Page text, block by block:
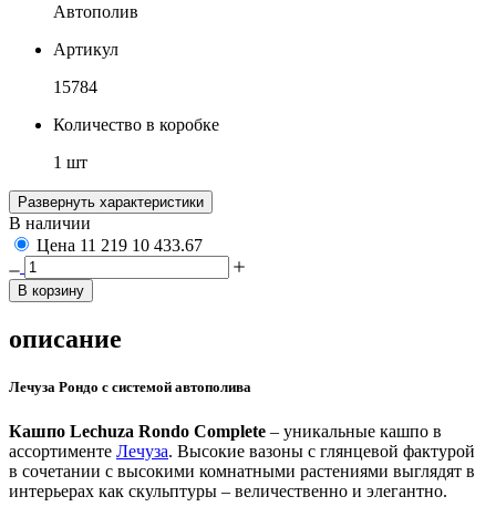
Автополив
Артикул
15784
Количество в коробке
1 шт
Развернуть характеристики
В наличии
Цена 11 219 10 433.67
В корзину
описание
Лечуза Рондо с системой автополива
Кашпо Lechuza Rondo Complete – уникальные кашпо в
ассортименте Лечуза. Высокие вазоны с глянцевой фактурой
в сочетании с высокими комнатными растениями выглядят в
интерьерах как скульптуры – величественно и элегантно.